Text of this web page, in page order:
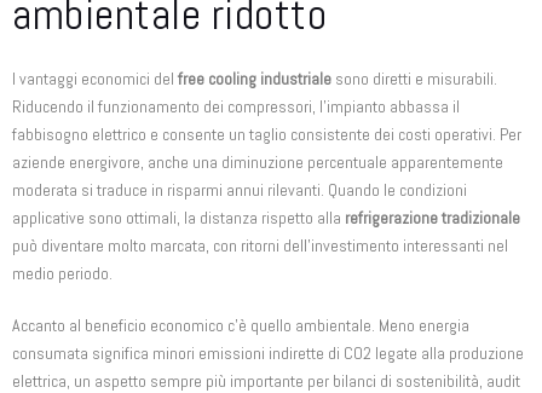
ambientale ridotto
I vantaggi economici del free cooling industriale sono diretti e misurabili.
Riducendo il funzionamento dei compressori, l’impianto abbassa il
fabbisogno elettrico e consente un taglio consistente dei costi operativi. Per
aziende energivore, anche una diminuzione percentuale apparentemente
moderata si traduce in risparmi annui rilevanti. Quando le condizioni
applicative sono ottimali, la distanza rispetto alla refrigerazione tradizionale
può diventare molto marcata, con ritorni dell’investimento interessanti nel
medio periodo.
Accanto al beneficio economico c’è quello ambientale. Meno energia
consumata significa minori emissioni indirette di CO2 legate alla produzione
elettrica, un aspetto sempre più importante per bilanci di sostenibilità, audit